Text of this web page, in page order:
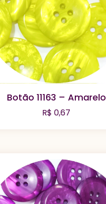
Botão 11163 – Amarelo
R$ 0,67